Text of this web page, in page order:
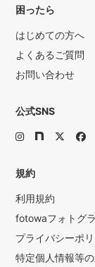
困ったら
はじめての方へ
よくあるご質問
お問い合わせ
公式SNS
規約
利用規約
fotowaフォトグ
プライバシーポ
特定個人情報等